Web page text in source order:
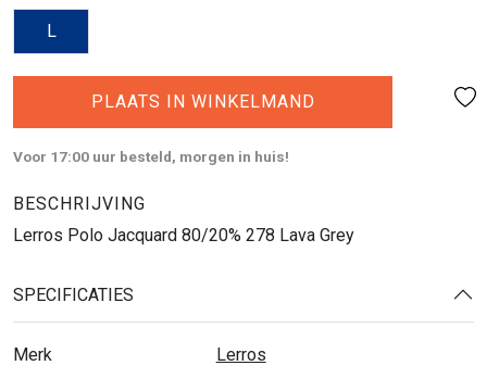
L
PLAATS IN WINKELMAND
Voor 17:00 uur besteld, morgen in huis!
BESCHRIJVING
Lerros Polo Jacquard 80/20% 278 Lava Grey
SPECIFICATIES
Merk
Lerros